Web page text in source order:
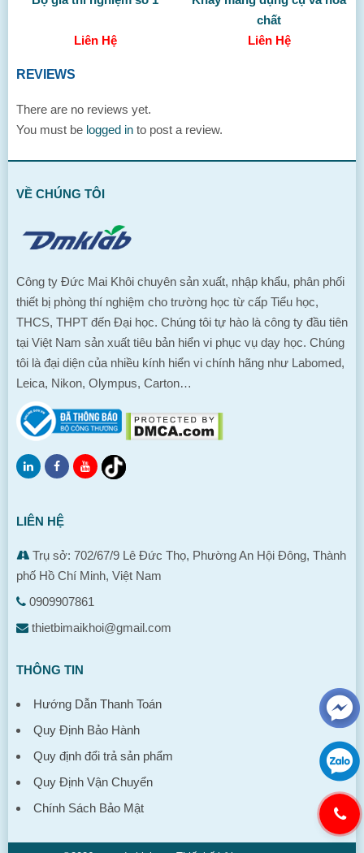
Liên Hệ
chất
Liên Hệ
REVIEWS
There are no reviews yet.
You must be logged in to post a review.
VỀ CHÚNG TÔI
Công ty Đức Mai Khôi chuyên sản xuất, nhập khẩu, phân phối
thiết bị phòng thí nghiệm cho trường học từ cấp Tiểu học,
THCS, THPT đến Đại học. Chúng tôi tự hào là công ty đầu tiên
tại Việt Nam sản xuất tiêu bản hiển vi phục vụ dạy học. Chúng
tôi là đại diện của nhiều kính hiển vi chính hãng như Labomed,
Leica, Nikon, Olympus, Carton…
LIÊN HỆ
Trụ sở: 702/67/9 Lê Đức Thọ, Phường An Hội Đông, Thành
phố Hồ Chí Minh, Việt Nam
0909907861
thietbimaikhoi@gmail.com
THÔNG TIN
Hướng Dẫn Thanh Toán
Quy Định Bảo Hành
Quy định đổi trả sản phẩm
Quy Định Vận Chuyển
Chính Sách Bảo Mật